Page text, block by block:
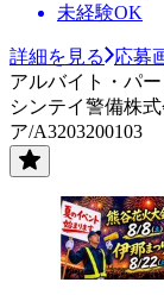
未経験OK
詳細を見る
応募
アルバイト・パー
シンテイ警備株
ア/A3203200103